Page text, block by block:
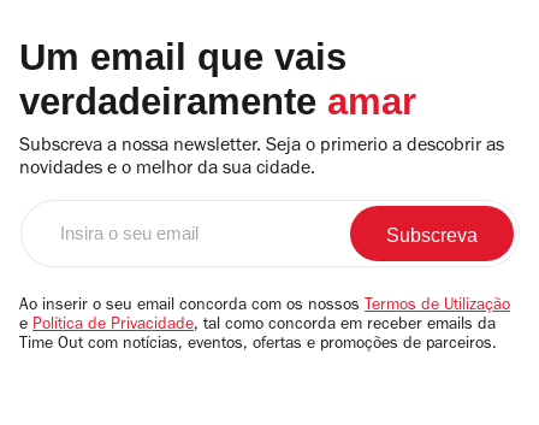
Um email que vais
verdadeiramente amar
Subscreva a nossa newsletter. Seja o primerio a descobrir as
novidades e o melhor da sua cidade.
email
Ao inserir o seu email concorda com os nossos Termos de Utilização
e Política de Privacidade, tal como concorda em receber emails da
Time Out com notícias, eventos, ofertas e promoções de parceiros.